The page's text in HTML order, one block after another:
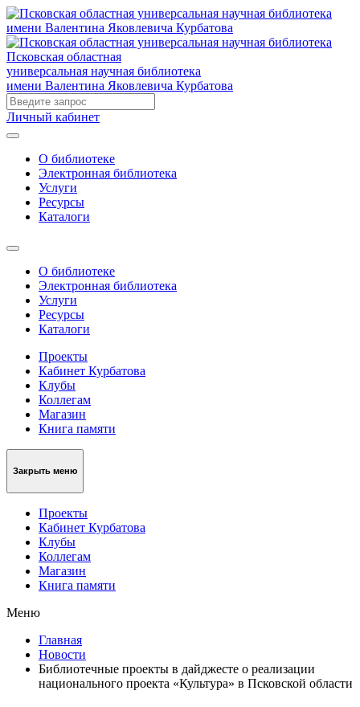
Псковская областная
универсальная научная библиотека
имени Валентина Яковлевича Курбатова
Личный кабинет
О библиотеке
Электронная библиотека
Услуги
Ресурсы
Каталоги
О библиотеке
Электронная библиотека
Услуги
Ресурсы
Каталоги
Проекты
Кабинет Курбатова
Клубы
Коллегам
Магазин
Книга памяти
Закрыть меню
Проекты
Кабинет Курбатова
Клубы
Коллегам
Магазин
Книга памяти
Меню
Главная
Новости
Библиотечные проекты в дайджесте о реализации
национального проекта «Культура» в Псковской области